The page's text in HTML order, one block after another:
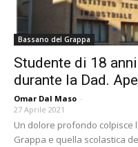
Bassano del Grappa
Studente di 18
durante la Dad.
Omar Dal Maso -
27 Aprile 2021
Un dolore profondo colpisce
Grappa e quella scolastica